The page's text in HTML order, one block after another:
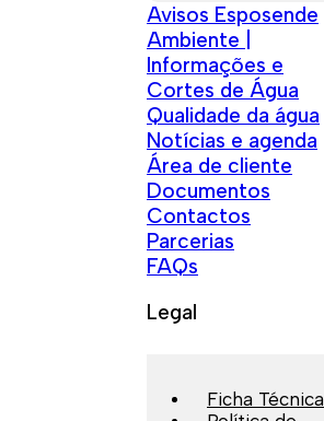
Avisos Esposende
Ambiente |
Informações e
Cortes de Água
Qualidade da água
Notícias e agenda
Área de cliente
Documentos
Contactos
Parcerias
FAQs
Legal
Ficha Técnica